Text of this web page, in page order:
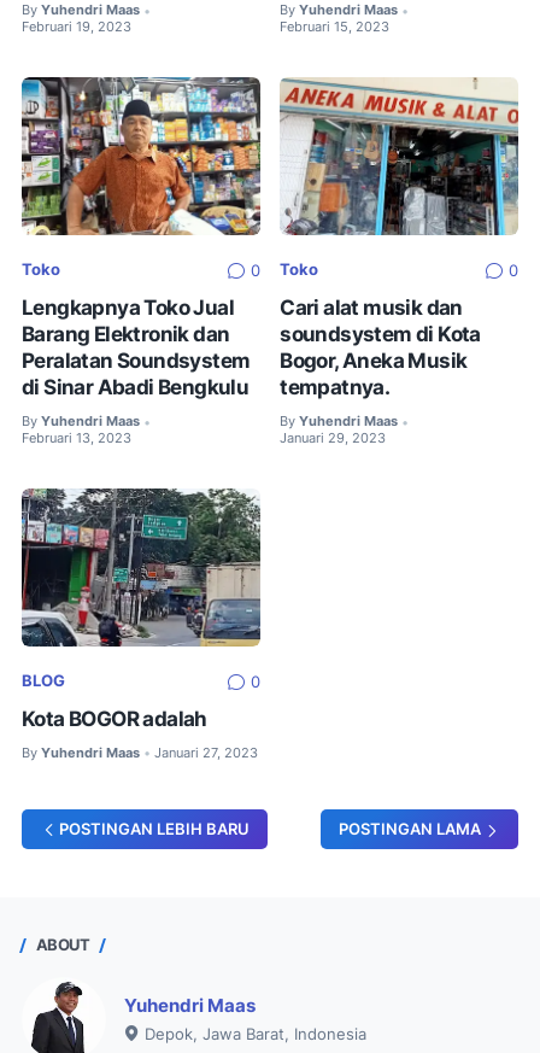
By Yuhendri Maas •
Februari 19, 2023
By Yuhendri Maas •
Februari 15, 2023
Toko 0
Lengkapnya Toko Jual
Barang Elektronik dan
Peralatan Soundsystem
di Sinar Abadi Bengkulu
By Yuhendri Maas •
Februari 13, 2023
Toko 0
Cari alat musik dan
soundsystem di Kota
Bogor, Aneka Musik
tempatnya.
By Yuhendri Maas •
Januari 29, 2023
BLOG 0
Kota BOGOR adalah
By Yuhendri Maas • Januari 27, 2023
POSTINGAN LEBIH BARU POSTINGAN LAMA
ABOUT
Yuhendri Maas
Depok, Jawa Barat, Indonesia